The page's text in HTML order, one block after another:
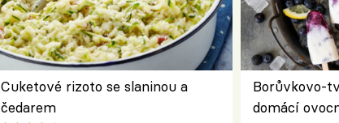
Cuketové rizoto se slaninou a
čedarem
Borůvkovo-
domácí